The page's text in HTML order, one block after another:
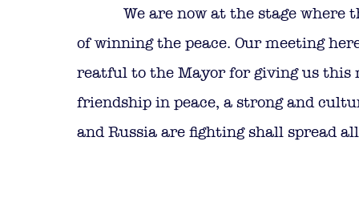
We are now at the stage where
of winning the peace. Our meeting
reatful to the Mayor for giving us this
friendship in peace, a strong and
and Russia are fighting shall spread